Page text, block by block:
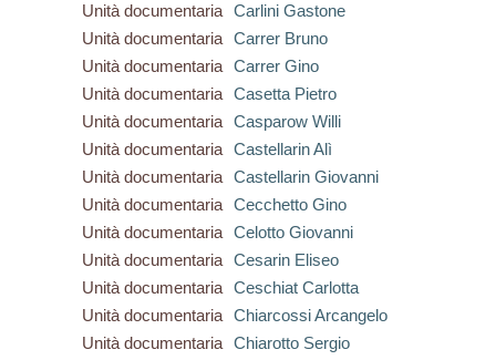
Unità documentaria
Carlini Gastone
Unità documentaria
Carrer Bruno
Unità documentaria
Carrer Gino
Unità documentaria
Casetta Pietro
Unità documentaria
Casparow Willi
Unità documentaria
Castellarin Alì
Unità documentaria
Castellarin Giovanni
Unità documentaria
Cecchetto Gino
Unità documentaria
Celotto Giovanni
Unità documentaria
Cesarin Eliseo
Unità documentaria
Ceschiat Carlotta
Unità documentaria
Chiarcossi Arcangelo
Unità documentaria
Chiarotto Sergio